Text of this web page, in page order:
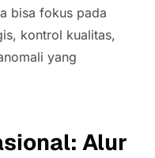
bisa fokus pada
kontrol kualitas,
yang
Alur